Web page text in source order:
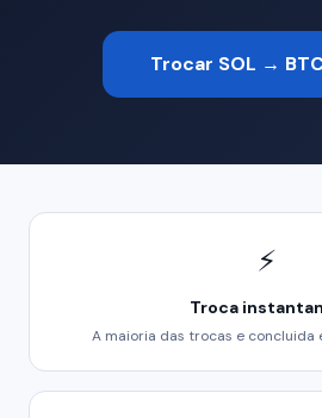
Trocar SOL →
⚡
Troca
A maioria das trocas e concluida